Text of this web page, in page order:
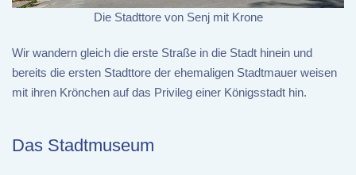
Die Stadttore von Senj mit Krone
Wir wandern gleich die erste Straße in die Stadt hinein und
bereits die ersten Stadttore der ehemaligen Stadtmauer weisen
mit ihren Krönchen auf das Privileg einer Königsstadt hin.
Das Stadtmuseum